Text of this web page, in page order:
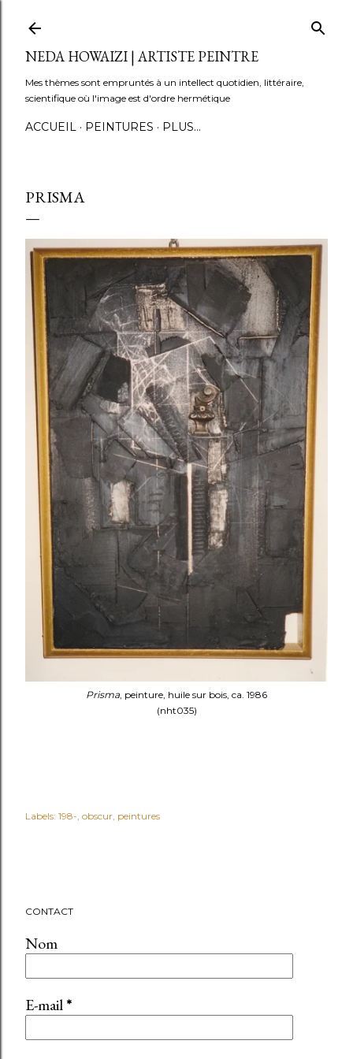
NEDA HOWAIZI | ARTISTE PEINTRE
Mes thèmes sont empruntés à un intellect quotidien, littéraire,
scientifique où l'image est d'ordre hermétique
ACCUEIL PEINTURES PLUS…
PRISMA
Prisma, peinture, huile sur bois, ca. 1986
(nht035)
Labels: 198- obscur peintures
CONTACT
Nom
E-mail*